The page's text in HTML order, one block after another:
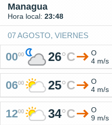
Managua
Hora local: 23:48
07 AGOSTO, VIERNES
0000 26°C
O
4 m/s
0600 25°C
O
4 m/s
1200 34°C
O
9 m/s